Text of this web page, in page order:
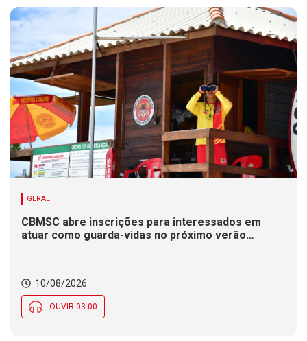
GERAL
CBMSC abre inscrições para interessados em
atuar como guarda-vidas no próximo verão
10/08/2026
OUVIR 03:00